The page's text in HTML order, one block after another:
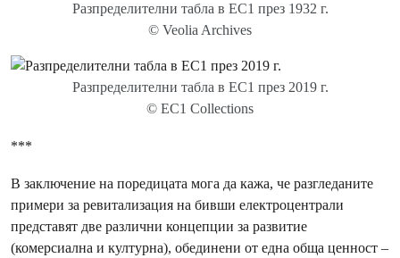
Разпределителни табла в EC1 през 1932 г.
© Veolia Archives
Разпределителни табла в EC1 през 2019 г.
© EC1 Collections
***
В заключение на поредицата мога да кажа, че разгледаните
примери за ревитализация на бивши електроцентрали
представят две различни концепции за развитие
(комерсиална и културна), обединени от една обща ценност –